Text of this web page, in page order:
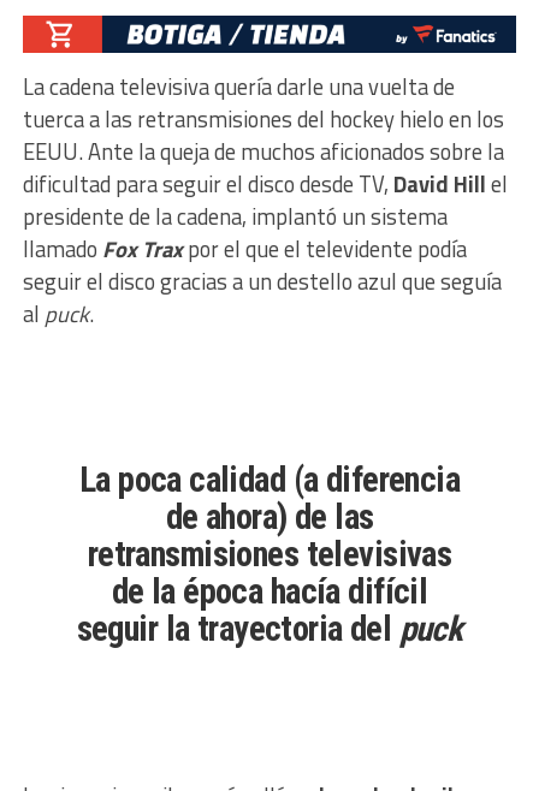
La cadena televisiva quería darle una vuelta de
tuerca a las retransmisiones del hockey hielo en los
EEUU. Ante la queja de muchos aficionados sobre la
dificultad para seguir el disco desde TV, David Hillel
presidente de la cadena, implantó un sistema
llamado Fox Traxpor el que el televidente podía
seguir el disco gracias a un destello azul que seguía
al puck.
La poca calidad (a diferencia
de ahora) de las
retransmisiones televisivas
de la época hacía difícil
seguir la trayectoria del puck